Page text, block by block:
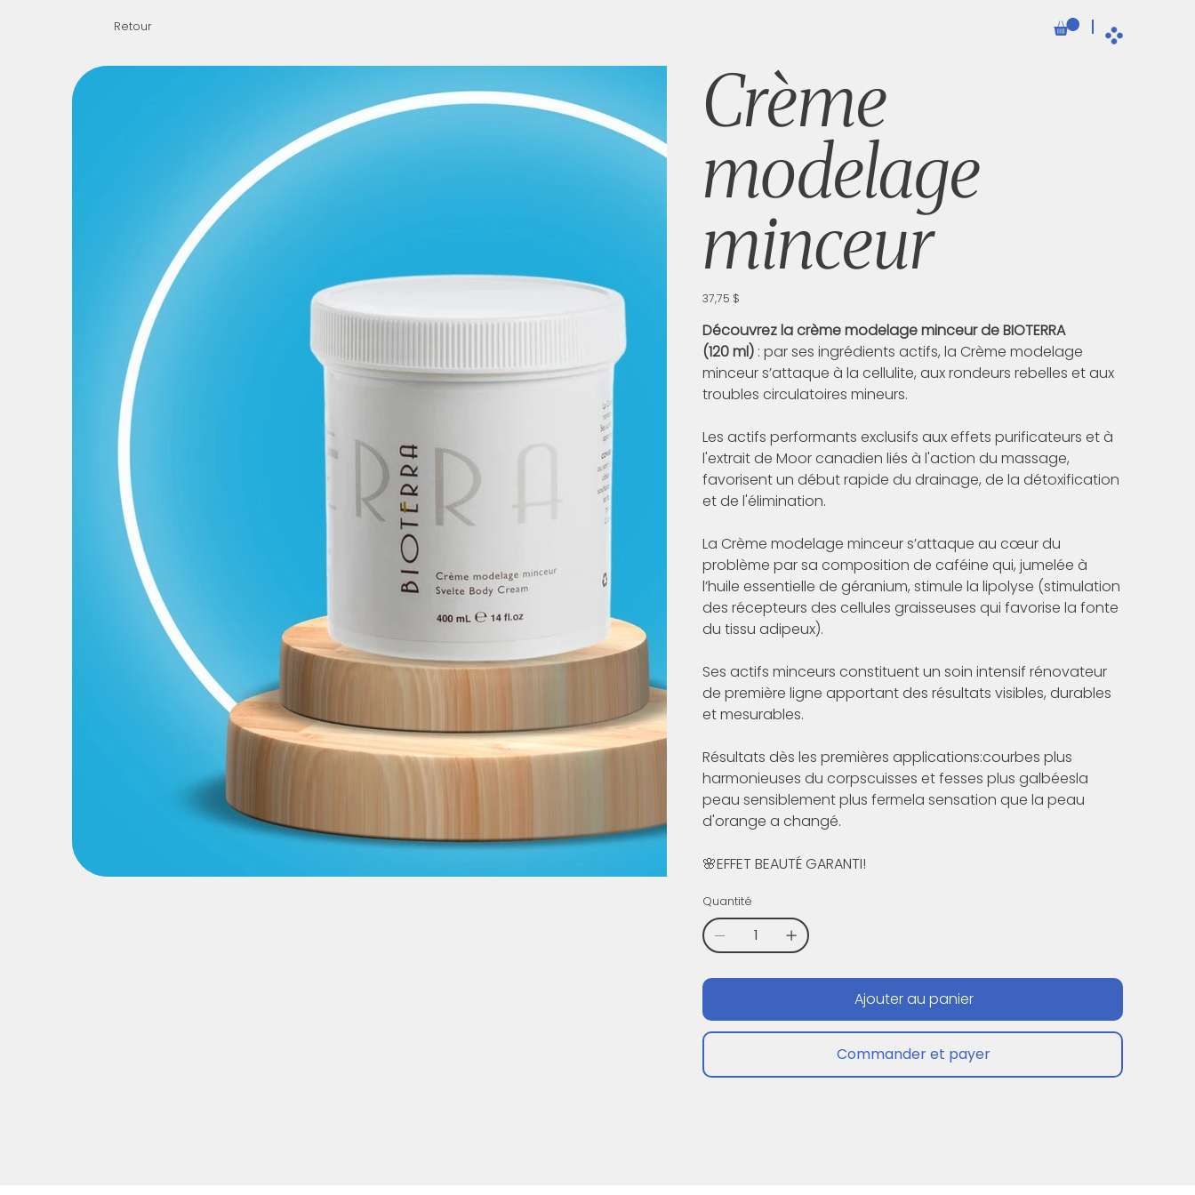
Retour
Crème
modelage
minceur
Prix
37,75 $
Découvrez la crème modelage minceur de BIOTERRA
(120 ml) : par ses ingrédients actifs, la Crème modelage
minceur s’attaque à la cellulite, aux rondeurs rebelles et aux
troubles circulatoires mineurs.
Les actifs performants exclusifs aux effets purificateurs et à
l'extrait de Moor canadien liés à l'action du massage,
favorisent un début rapide du drainage, de la détoxification
et de l'élimination.
La Crème modelage minceur s’attaque au cœur du
problème par sa composition de caféine qui, jumelée à
l’huile essentielle de géranium, stimule la lipolyse (stimulation
des récepteurs des cellules graisseuses qui favorise la fonte
du tissu adipeux).
Ses actifs minceurs constituent un soin intensif rénovateur
de première ligne apportant des résultats visibles, durables
et mesurables.
Résultats dès les premières applications:courbes plus
harmonieuses du corpscuisses et fesses plus galbéesla
peau sensiblement plus fermela sensation que la peau
d'orange a changé.
🌸EFFET BEAUTÉ GARANTI!
Quantité
Ajouter au panier
Commander et payer